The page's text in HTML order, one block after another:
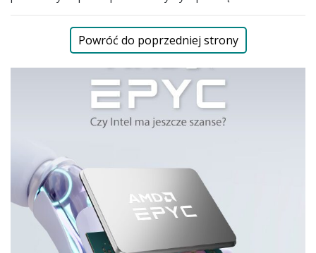
Powróć do poprzedniej strony